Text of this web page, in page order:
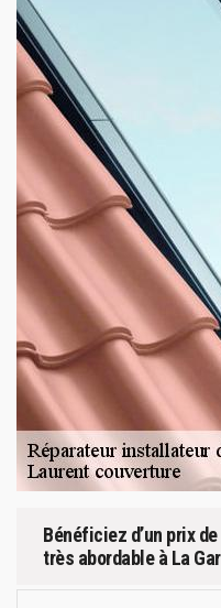
Bénéficiez d’un prix
très abordable à La